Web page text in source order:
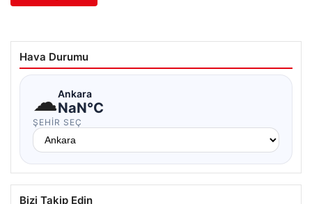
Hava Durumu
☁Ankara
NaN°C
ŞEHIR SEÇ
Bizi Takip Edin